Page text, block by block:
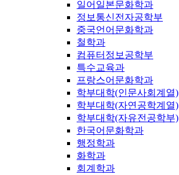
일어일본문화학과
정보통신전자공학부
중국언어문화학과
철학과
컴퓨터정보공학부
특수교육과
프랑스어문화학과
학부대학(인문사회계열)
학부대학(자연공학계열)
학부대학(자유전공학부)
한국어문화학과
행정학과
화학과
회계학과